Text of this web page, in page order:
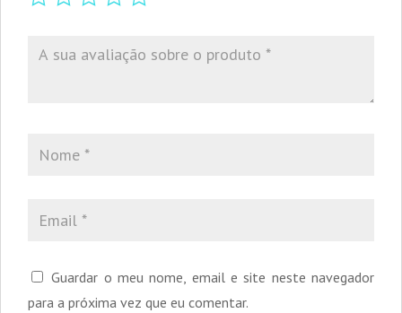
Guardar o meu nome, email e site neste navegador
para a próxima vez que eu comentar.